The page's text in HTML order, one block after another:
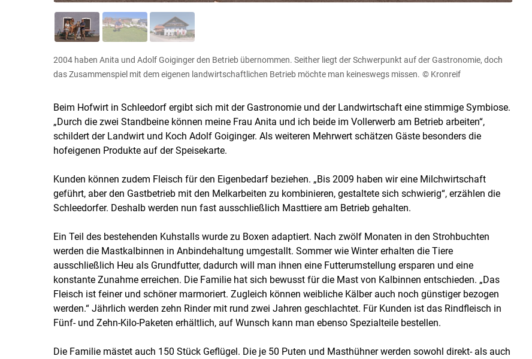
2004 haben Anita und Adolf Goiginger den Betrieb übernommen. Seither liegt der Schwerpunkt auf der Gastronomie, doch
das Zusammenspiel mit dem eigenen landwirtschaftlichen Betrieb möchte man keineswegs missen. © Kronreif
Beim Hofwirt in Schleedorf ergibt sich mit der Gastronomie und der Landwirtschaft eine stimmige Symbiose.
„Durch die zwei Standbeine können meine Frau Anita und ich beide im Vollerwerb am Betrieb arbeiten“,
schildert der Landwirt und Koch Adolf Goiginger. Als weiteren Mehrwert schätzen Gäste besonders die
hofeigenen Produkte auf der Speisekarte.
Kunden können zudem Fleisch für den Eigenbedarf beziehen. „Bis 2009 haben wir eine Milchwirtschaft
geführt, aber den Gastbetrieb mit den Melkarbeiten zu kombinieren, gestaltete sich schwierig“, erzählen die
Schleedorfer. Deshalb werden nun fast ausschließlich Masttiere am Betrieb gehalten.
Ein Teil des bestehenden Kuhstalls wurde zu Boxen adaptiert. Nach zwölf Monaten in den Strohbuchten
werden die Mastkalbinnen in Anbindehaltung umgestallt. Sommer wie Winter erhalten die Tiere
ausschließlich Heu als Grundfutter, dadurch will man ihnen eine Futterumstellung ersparen und eine
konstante Zunahme erreichen. Die Familie hat sich bewusst für die Mast von Kalbinnen entschieden. „Das
Fleisch ist feiner und schöner marmoriert. Zugleich können weibliche Kälber auch noch günstiger bezogen
werden.“ Jährlich werden zehn Rinder mit rund zwei Jahren geschlachtet. Für Kunden ist das Rindfleisch in
Fünf- und Zehn-Kilo-Paketen erhältlich, auf Wunsch kann man ebenso Spezialteile bestellen.
Die Familie mästet auch 150 Stück Geflügel. Die je 50 Puten und Masthühner werden sowohl direkt- als auch